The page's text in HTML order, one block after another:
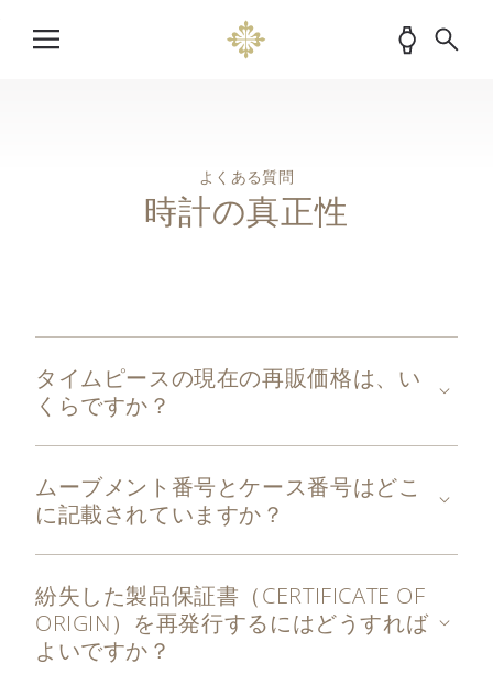
よくある質問
時計の真正性
タイムピースの現在の再販価格は、い
くらですか？
ムーブメント番号とケース番号はどこ
に記載されていますか？
紛失した製品保証書（CERTIFICATE OF
ORIGIN）を再発行するにはどうすれば
よいですか？